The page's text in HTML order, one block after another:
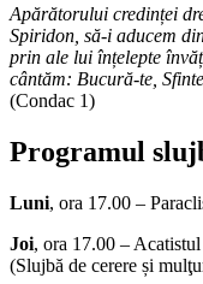
Apărătorului credinței
Spiridon, să-i aducem
prin ale lui înțelepte
cântăm: Bucură-te,
(Condac 1)
Programul
Luni, ora 17.00 –
Joi, ora 17.00 –
(Slujbă de cerere și